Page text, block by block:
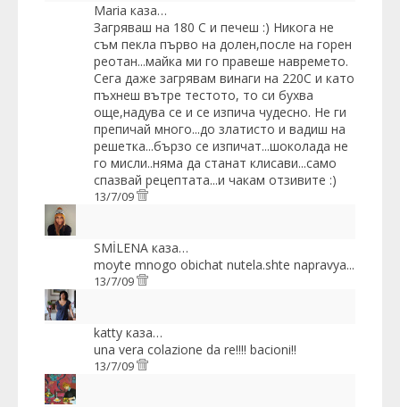
Maria каза…
Загряваш на 180 С и печеш :) Никога не
съм пекла първо на долен,после на горен
реотан...майка ми го правеше навремето.
Сега даже загрявам винаги на 220С и като
пъхнеш вътре тестото, то си бухва
още,надува се и се изпича чудесно. Не ги
препичай много...до златисто и вадиш на
решетка...бързо се изпичат...шоколада не
го мисли..няма да станат клисави...само
спазвай рецептата...и чакам отзивите :)
13/7/09
SMİLENA каза…
moyte mnogo obichat nutela.shte napravya...
13/7/09
katty каза…
una vera colazione da re!!!! bacioni!!
13/7/09